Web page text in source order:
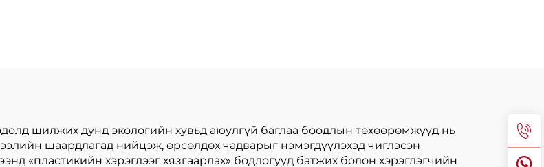
шилжих дунд экологийн хувьд аюулгүй баглаа боодлын төхөөрөмжүүд нь
шаардлагад нийцэж, өрсөлдөх чадварыг нэмэгдүүлэхэд чиглэсэн
«пластикийн хэрэглээг хязгаарлах» бодлогууд батжих болон хэрэглэгчийн